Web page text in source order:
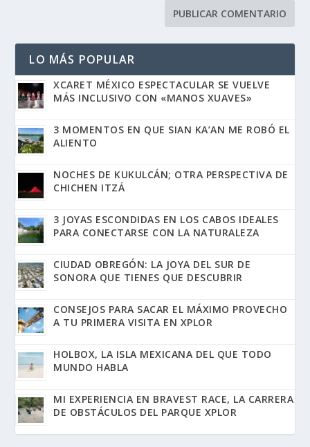
LO MÁS POPULAR
XCARET MÉXICO ESPECTACULAR SE VUELVE
MÁS INCLUSIVO CON «MANOS XUAVES»
3 MOMENTOS EN QUE SIAN KA’AN ME ROBÓ EL
ALIENTO
NOCHES DE KUKULCÁN; OTRA PERSPECTIVA DE
CHICHEN ITZÁ
3 JOYAS ESCONDIDAS EN LOS CABOS IDEALES
PARA CONECTARSE CON LA NATURALEZA
CIUDAD OBREGÓN: LA JOYA DEL SUR DE
SONORA QUE TIENES QUE DESCUBRIR
CONSEJOS PARA SACAR EL MÁXIMO PROVECHO
A TU PRIMERA VISITA EN XPLOR
HOLBOX, LA ISLA MEXICANA DEL QUE TODO
MUNDO HABLA
MI EXPERIENCIA EN BRAVEST RACE, LA CARRERA
DE OBSTÁCULOS DEL PARQUE XPLOR